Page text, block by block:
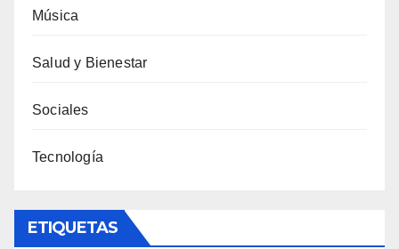
Música
Salud y Bienestar
Sociales
Tecnología
ETIQUETAS